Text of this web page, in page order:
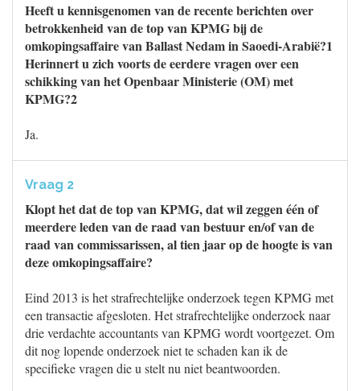
Heeft u kennisgenomen van de recente berichten over
betrokkenheid van de top van KPMG bij de
omkopingsaffaire van Ballast Nedam in Saoedi-Arabië?1
Herinnert u zich voorts de eerdere vragen over een
schikking van het Openbaar Ministerie (OM) met
KPMG?2
Ja.
Vraag 2
Klopt het dat de top van KPMG, dat wil zeggen één of
meerdere leden van de raad van bestuur en/of van de
raad van commissarissen, al tien jaar op de hoogte is van
deze omkopingsaffaire?
Eind 2013 is het strafrechtelijke onderzoek tegen KPMG met
een transactie afgesloten. Het strafrechtelijke onderzoek naar
drie verdachte accountants van KPMG wordt voortgezet. Om
dit nog lopende onderzoek niet te schaden kan ik de
specifieke vragen die u stelt nu niet beantwoorden.